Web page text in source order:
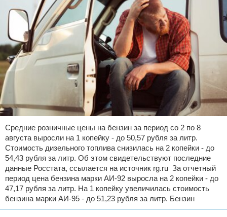
Средние розничные цены на бензин за период со 2 по 8
августа выросли на 1 копейку - до 50,57 рубля за литр.
Стоимость дизельного топлива снизилась на 2 копейки - до
54,43 рубля за литр. Об этом свидетельствуют последние
данные Росстата, ссылается на источник rg.ru За отчетный
период цена бензина марки АИ-92 выросла на 2 копейки - до
47,17 рубля за литр. На 1 копейку увеличилась стоимость
бензина марки АИ-95 - до 51,23 рубля за литр. Бензин